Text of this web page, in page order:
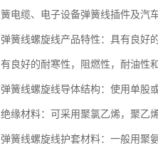
簧电缆、电子设备弹簧线插件及汽
弹簧线螺旋线产品特性：具有良好
有良好的耐寒性，阻燃性，耐油性
弹簧线螺旋线导体结构：使用单股
绝缘材料：可采用聚氯乙烯，聚乙
弹簧线螺旋线护套材料：一般用聚